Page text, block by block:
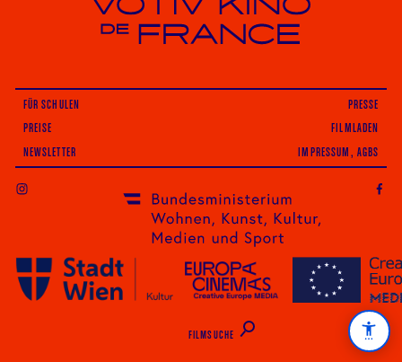
FÜR SCHULEN
PRESSE
PREISE
FILMLADEN
NEWSLETTER IMPRESSUM, AGBS
FILMSUCHE